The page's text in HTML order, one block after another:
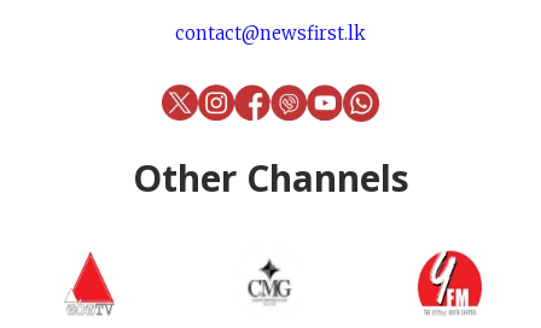
contact@newsfirst.lk
Other Channels